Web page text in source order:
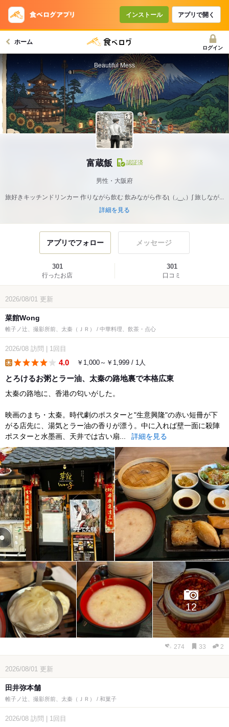
インストール アプリで開く
ホーム
ログイン
富蔵飯 認証済
男性・大阪府
旅好きキッチンドリンカー 作りながら飲む 飲みながら作るʅ（◞‿◟）ʃ 旅しなが...
詳細を見る
Beautiful Mess
アプリでフォロー メッセージ
301
行ったお店
301
口コミ
2026/08/01 更新
菜館Wong
帷子ノ辻、撮影所前、太秦（ＪＲ） / 中華料理、飲茶・点心
2026/08 訪問 1回目
4.0 ￥1,000～￥1,999 / 1人
とろけるお粥とラー油、太秦の路地裏で本格広東
太秦の路地に、香港の匂いがした。
映画のまち・太秦。時代劇のポスターと"生意興隆"の赤い短冊が下
がる店先に、湯気とラー油の香りが漂う。中に入れば壁一面に殺陣
ポスターと水墨画、天井では古い扇...
詳細を見る
12
274 33 2
2026/08/01 更新
田井弥本舗
帷子ノ辻、撮影所前、太秦（ＪＲ） / 和菓子
2026/08 訪問 1回目